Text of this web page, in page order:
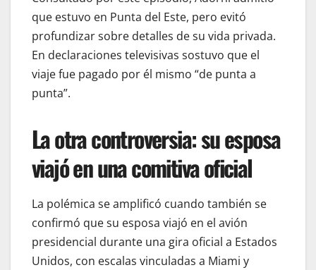
que estuvo en Punta del Este, pero evitó
profundizar sobre detalles de su vida privada.
En declaraciones televisivas sostuvo que el
viaje fue pagado por él mismo “de punta a
punta”.
La otra controversia: su esposa
viajó en una comitiva oficial
La polémica se amplificó cuando también se
confirmó que su esposa viajó en el avión
presidencial durante una gira oficial a Estados
Unidos, con escalas vinculadas a Miami y